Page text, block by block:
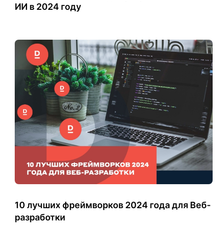
ИИ в 2024 году
10 лучших фреймворков 2024 года для Веб-
разработки